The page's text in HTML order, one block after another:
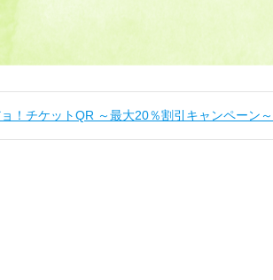
！チケットQR ～最大20％割引キャンペーン～